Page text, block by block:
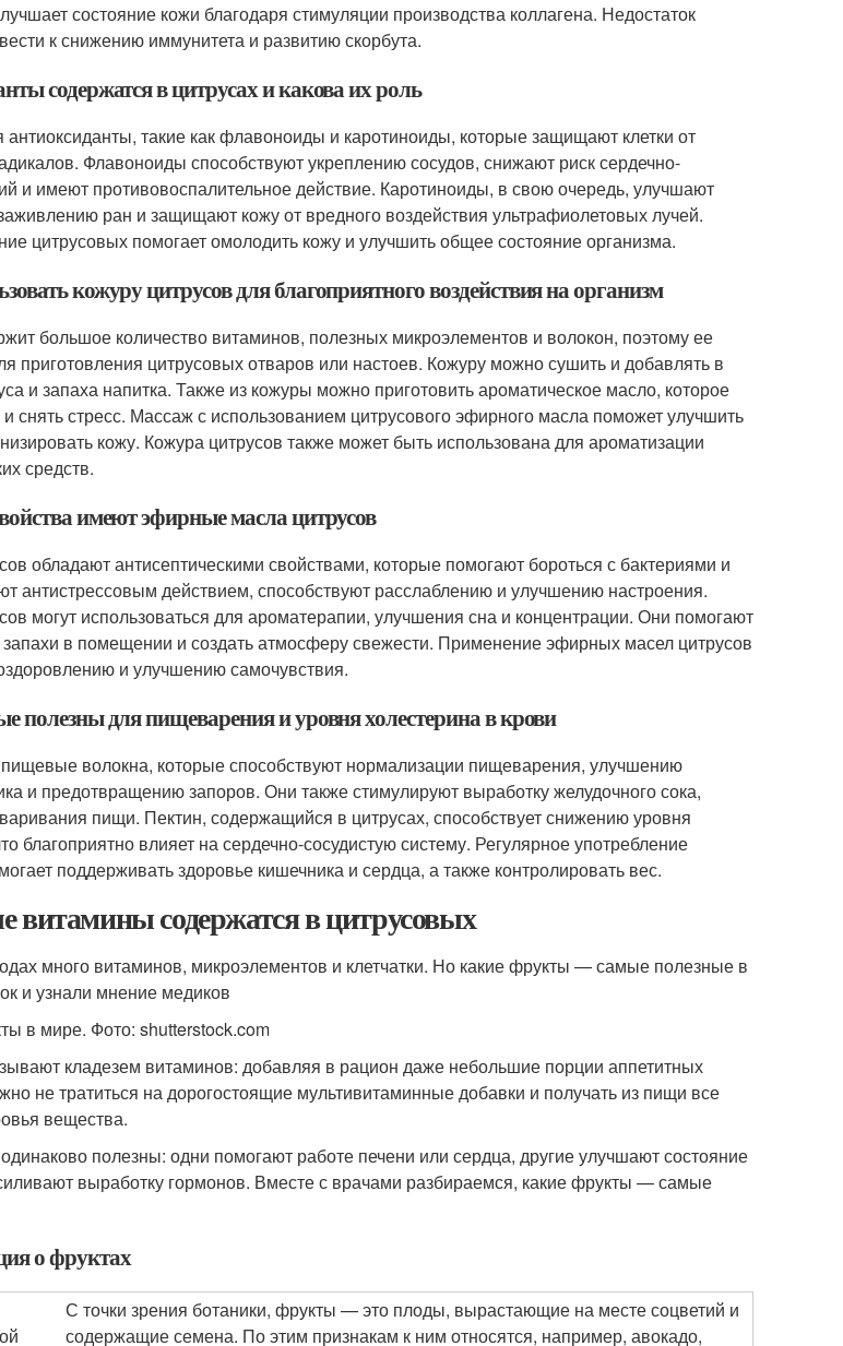
состояние кожи благодаря стимуляции производства коллагена. Недостаток
к снижению иммунитета и развитию скорбута.
содержатся в цитрусах и какова их роль
антиоксиданты, такие как флавоноиды и каротиноиды, которые защищают клетки от
Флавоноиды способствуют укреплению сосудов, снижают риск сердечно-
и имеют противовоспалительное действие. Каротиноиды, в свою очередь, улучшают
ран и защищают кожу от вредного воздействия ультрафиолетовых лучей.
цитрусовых помогает омолодить кожу и улучшить общее состояние организма.
кожуру цитрусов для благоприятного воздействия на организм
большое количество витаминов, полезных микроэлементов и волокон, поэтому ее
приготовления цитрусовых отваров или настоев. Кожуру можно сушить и добавлять в
и запаха напитка. Также из кожуры можно приготовить ароматическое масло, которое
снять стресс. Массаж с использованием цитрусового эфирного масла поможет улучшить
кожу. Кожура цитрусов также может быть использована для ароматизации
средств.
имеют эфирные масла цитрусов
обладают антисептическими свойствами, которые помогают бороться с бактериями и
антистрессовым действием, способствуют расслаблению и улучшению настроения.
могут использоваться для ароматерапии, улучшения сна и концентрации. Они помогают
в помещении и создать атмосферу свежести. Применение эфирных масел цитрусов
и улучшению самочувствия.
полезны для пищеварения и уровня холестерина в крови
волокна, которые способствуют нормализации пищеварения, улучшению
и предотвращению запоров. Они также стимулируют выработку желудочного сока,
пищи. Пектин, содержащийся в цитрусах, способствует снижению уровня
благоприятно влияет на сердечно-сосудистую систему. Регулярное употребление
поддерживать здоровье кишечника и сердца, а также контролировать вес.
витамины содержатся в цитрусовых
много витаминов, микроэлементов и клетчатки. Но какие фрукты — самые полезные в
и узнали мнение медиков
в мире. Фото: shutterstock.com
кладезем витаминов: добавляя в рацион даже небольшие порции аппетитных
не тратиться на дорогостоящие мультивитаминные добавки и получать из пищи все
вещества.
полезны: одни помогают работе печени или сердца, другие улучшают состояние
выработку гормонов. Вместе с врачами разбираемся, какие фрукты — самые
о фруктах
С точки зрения ботаники, фрукты — это плоды, вырастающие на месте соцветий и
содержащие семена. По этим признакам к ним относятся, например, авокадо,